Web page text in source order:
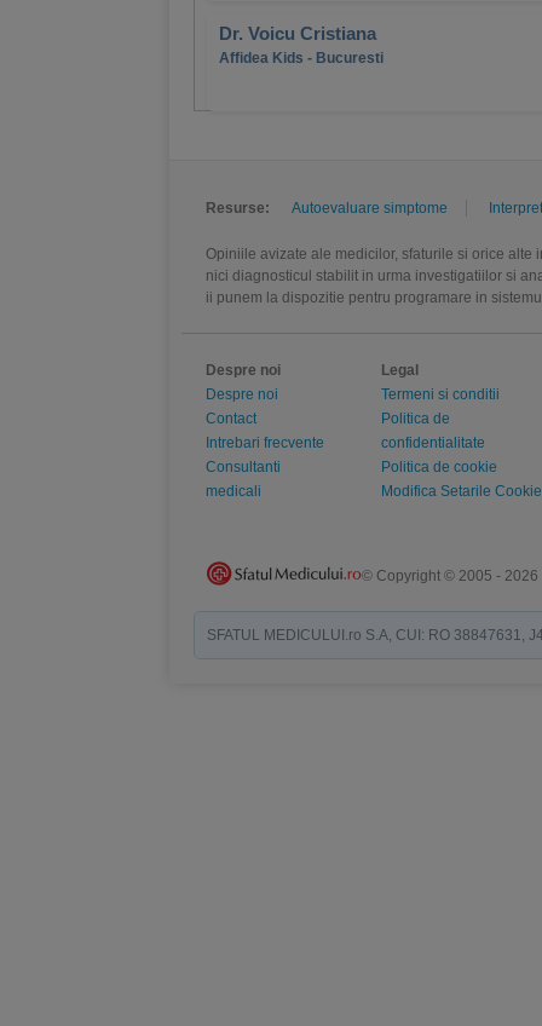
Dr. Voicu Cristiana
Affidea Kids - Bucuresti
Resurse: Autoevaluare simptome
Opiniile avizate ale medicilor, sfaturile si orice
nici diagnosticul stabilit in urma investigatiilor si
ii punem la dispozitie pentru programare in
Despre noi
Despre noi
Contact
Intrebari frecvente
Consultanti
medicali
Legal
Termeni si conditii
Politica de
confidentialitate
Politica de cookie
Modifica Setarile Cookie
© Copyright © 2005 - 2026
SFATUL MEDICULUI.ro S.A, CUI: RO 38847631,